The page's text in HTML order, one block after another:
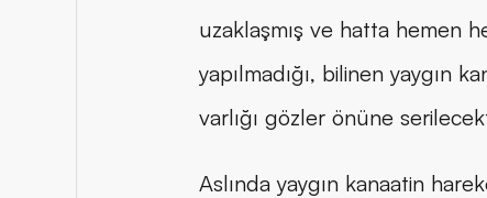
uzaklaşmış ve hatta hemen
yapılmadığı, bilinen yaygın
varlığı gözler önüne
Aslında yaygın kanaatin